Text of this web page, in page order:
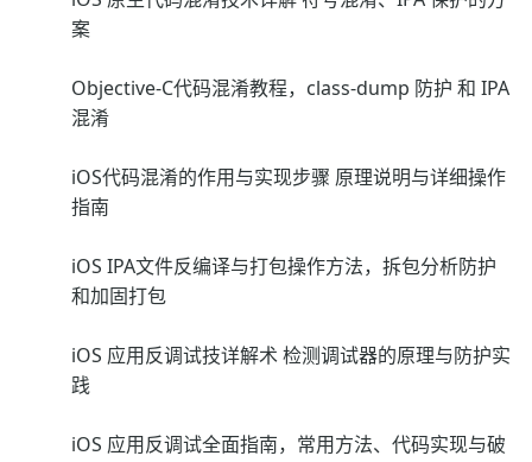
案
Objective-C代码混淆教程，class-dump 防护 和 IPA
混淆
iOS代码混淆的作用与实现步骤 原理说明与详细操作
指南
iOS IPA文件反编译与打包操作方法，拆包分析防护
和加固打包
iOS 应用反调试技详解术 检测调试器的原理与防护实
践
iOS 应用反调试全面指南，常用方法、代码实现与破